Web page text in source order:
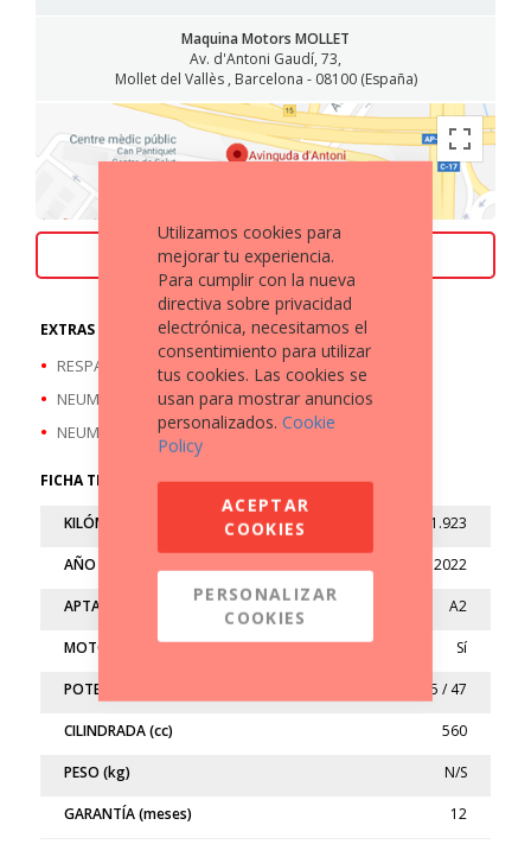
Maquina Motors MOLLET
Av. d'Antoni Gaudí, 73,
Mollet del Vallès , Barcelona - 08100 (España)
ACEPTAMOS TU MOTO COMO PARTE DE PAGO
EXTRAS A DESTACAR
RESPALDO TRASERO
NEUMATICO DEL/ A ESTRENAR
NEUMATICO TRAS/ A ESTRENAR
FICHA TÉCNICA
KILÓMETROS 11.923
AÑO 2022
APTA A2
MOTO LIMITADA Sí
POTENCIA (kw/cv) 35 / 47
CILINDRADA (cc) 560
PESO (kg) N/S
GARANTÍA (meses) 12
Utilizamos cookies para
mejorar tu experiencia.
Para cumplir con la nueva
directiva sobre privacidad
electrónica, necesitamos el
consentimiento para utilizar
tus cookies. Las cookies se
usan para mostrar anuncios
personalizados. Cookie
Policy
ACEPTAR
COOKIES
PERSONALIZAR
COOKIES